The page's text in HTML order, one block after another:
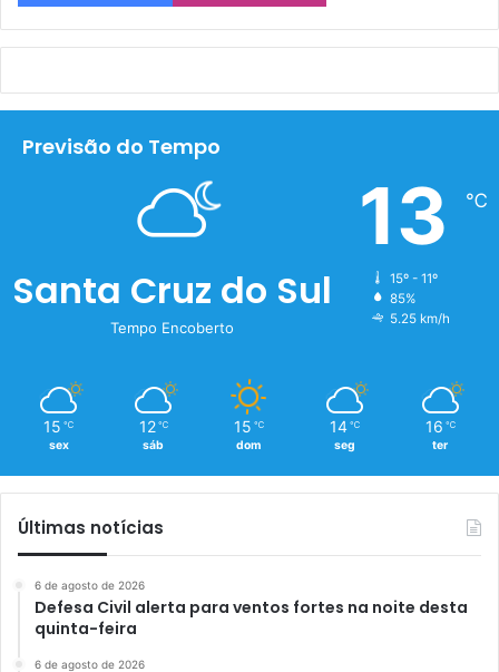
Previsão do Tempo
Santa Cruz do Sul
Tempo Encoberto
13 ℃
15º - 11º
85%
5.25 km/h
15 ℃
sex
12 ℃
sáb
15 ℃
dom
14 ℃
seg
16 ℃
ter
Últimas notícias
6 de agosto de 2026
Defesa Civil alerta para ventos fortes na noite desta
quinta-feira
6 de agosto de 2026